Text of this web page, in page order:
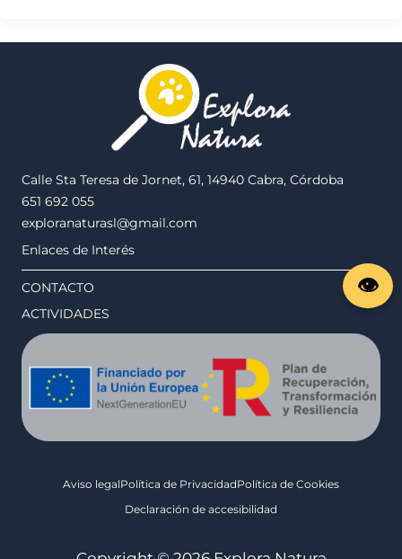
Calle Sta Teresa de Jornet, 61, 14940 Cabra, Córdoba
651 692 055
exploranaturasl@gmail.com
Enlaces de Interés
CONTACTO
ACTIVIDADES
Aviso legalPolítica de PrivacidadPolítica de Cookies
Declaración de accesibilidad